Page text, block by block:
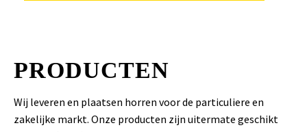
PRODUCTEN
Wij leveren en plaatsen horren voor de particuliere en
zakelijke markt. Onze producten zijn uitermate geschikt